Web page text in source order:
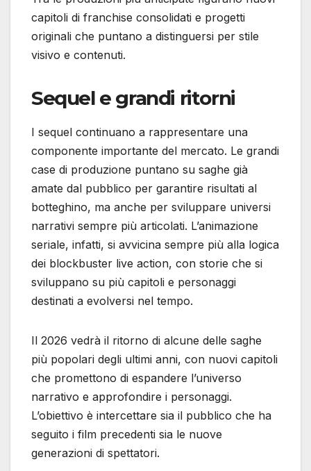
capitoli di franchise consolidati e progetti
originali che puntano a distinguersi per stile
visivo e contenuti.
Sequel e grandi ritorni
I sequel continuano a rappresentare una
componente importante del mercato. Le grandi
case di produzione puntano su saghe già
amate dal pubblico per garantire risultati al
botteghino, ma anche per sviluppare universi
narrativi sempre più articolati. L’animazione
seriale, infatti, si avvicina sempre più alla logica
dei blockbuster live action, con storie che si
sviluppano su più capitoli e personaggi
destinati a evolversi nel tempo.
Il 2026 vedrà il ritorno di alcune delle saghe
più popolari degli ultimi anni, con nuovi capitoli
che promettono di espandere l’universo
narrativo e approfondire i personaggi.
L’obiettivo è intercettare sia il pubblico che ha
seguito i film precedenti sia le nuove
generazioni di spettatori.